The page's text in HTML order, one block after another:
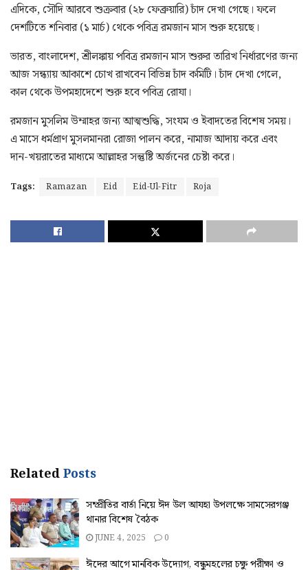
এদিকে, সৌদি আরবে শুক্রবার (২৮ ফেব্রুয়ারি) চাঁদ দেখা গেছে। ফলে
দেশটিতে শনিবার (১ মার্চ) থেকে পবিত্র রমজান মাস শুরু হয়েছে।
ভারত, বাংলাদেশ, শ্রীলঙ্কায় পবিত্র রমজান মাস শুরুর তারিখ নির্ধারণের জন্য
আজ সন্ধ্যায় আকাশে চোখ রাখবেন বিভিন্ন চাঁদ কমিটি। চাঁদ দেখা গেলে,
কাল থেকে উপমহাদেশে শুরু হবে পবিত্র রোযা।
রমজান মুসলিম উম্মাহর জন্য আত্মশুদ্ধি, সংযম ও ইবাদতের বিশেষ সময়।
এ মাসে ধর্মপ্রাণ মুসলমানরা রোজা পালন করে, নামাজ আদায় করে এবং
দান-খয়রাতের মাধ্যমে আল্লাহর সন্তুষ্টি অর্জনের চেষ্টা করে।
Tags: Ramazan Eid Eid-Ul-Fitr Roja
RelatedPosts
সম্প্রীতির বার্তা নিয়ে ঈদ উল আযহা উপলক্ষে সামসেরগঞ্জ
থানার বিশেষ বৈঠক
JUNE 4, 2025 0
ঈদের আগে মানবিক উদ্যোগ, বন্ধুমহলের চক্ষু পরীক্ষা ও